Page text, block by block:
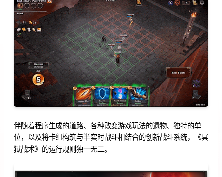
伴随着程序生成的道路、各种改变游戏玩法的遗物、独特的单
位，以及将卡组构筑与半实时战斗相结合的创新战斗系统，《冥
狱战术》的运行规则独一无二。